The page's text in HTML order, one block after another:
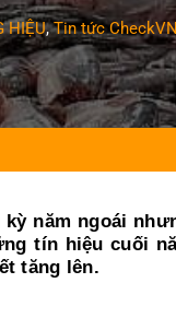
HIỆU,Tin tức
năm ngoái
tín hiệu cuối
tăng lên.